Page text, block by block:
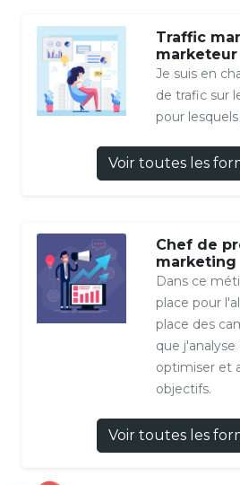
Traffic
marketeur
Je suis en
de trafic sur
pour
Voir toutes les
Chef de
marketing
Dans ce
place pour
place des
que
optimiser et
objectifs.
Voir toutes les